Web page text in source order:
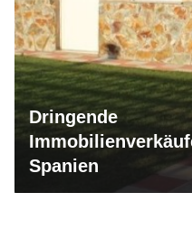
Dringende
Spanien